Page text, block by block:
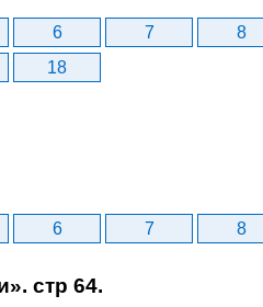
6 7 8
18
6 7 8
стр 64.